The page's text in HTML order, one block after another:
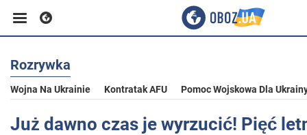
Biznes
Sport
Rozrywka
Wojna Na Ukrainie Kontratak AFU Pomoc Wojskowa Dla
Już dawno czas je wyrzucić! Pięć